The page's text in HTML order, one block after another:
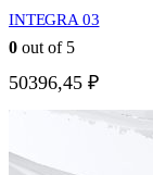
INTEGRA 03
0 out of 5
50396,45 ₽